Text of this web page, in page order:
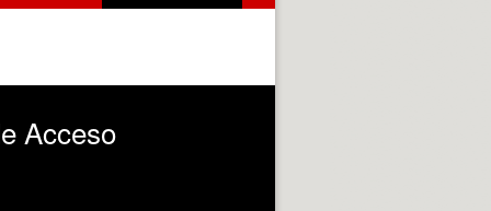
Acceso